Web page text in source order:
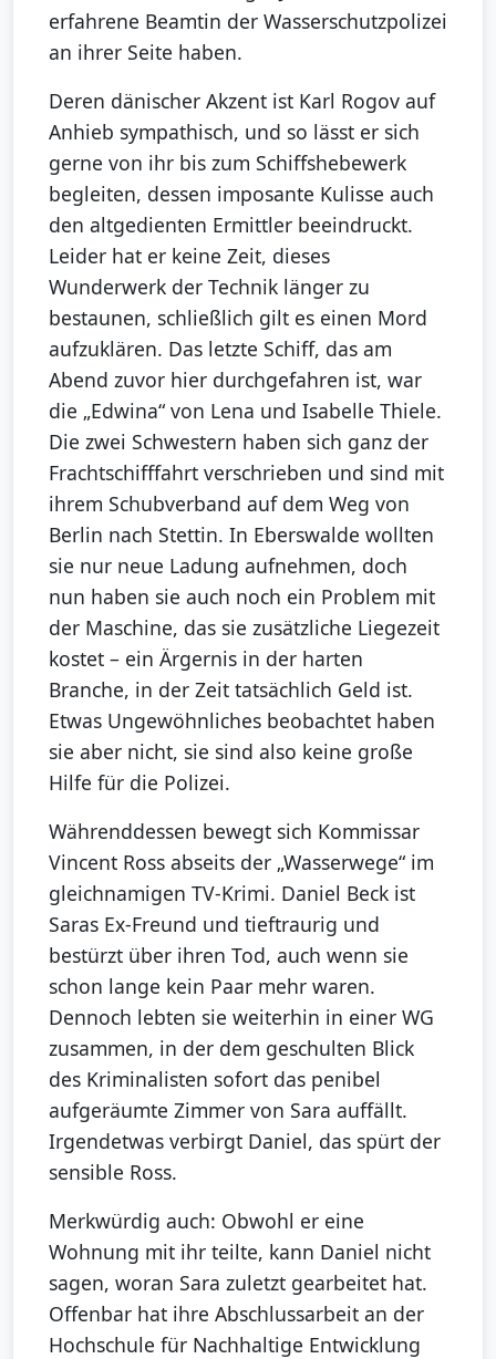
erfahrene Beamtin der Wasserschutzpolizei
an ihrer Seite haben.
Deren dänischer Akzent ist Karl Rogov auf
Anhieb sympathisch, und so lässt er sich
gerne von ihr bis zum Schiffshebewerk
begleiten, dessen imposante Kulisse auch
den altgedienten Ermittler beeindruckt.
Leider hat er keine Zeit, dieses
Wunderwerk der Technik länger zu
bestaunen, schließlich gilt es einen Mord
aufzuklären. Das letzte Schiff, das am
Abend zuvor hier durchgefahren ist, war
die „Edwina“ von Lena und Isabelle Thiele.
Die zwei Schwestern haben sich ganz der
Frachtschifffahrt verschrieben und sind mit
ihrem Schubverband auf dem Weg von
Berlin nach Stettin. In Eberswalde wollten
sie nur neue Ladung aufnehmen, doch
nun haben sie auch noch ein Problem mit
der Maschine, das sie zusätzliche Liegezeit
kostet – ein Ärgernis in der harten
Branche, in der Zeit tatsächlich Geld ist.
Etwas Ungewöhnliches beobachtet haben
sie aber nicht, sie sind also keine große
Hilfe für die Polizei.
Währenddessen bewegt sich Kommissar
Vincent Ross abseits der „Wasserwege“ im
gleichnamigen TV-Krimi. Daniel Beck ist
Saras Ex-Freund und tieftraurig und
bestürzt über ihren Tod, auch wenn sie
schon lange kein Paar mehr waren.
Dennoch lebten sie weiterhin in einer WG
zusammen, in der dem geschulten Blick
des Kriminalisten sofort das penibel
aufgeräumte Zimmer von Sara auffällt.
Irgendetwas verbirgt Daniel, das spürt der
sensible Ross.
Merkwürdig auch: Obwohl er eine
Wohnung mit ihr teilte, kann Daniel nicht
sagen, woran Sara zuletzt gearbeitet hat.
Offenbar hat ihre Abschlussarbeit an der
Hochschule für Nachhaltige Entwicklung